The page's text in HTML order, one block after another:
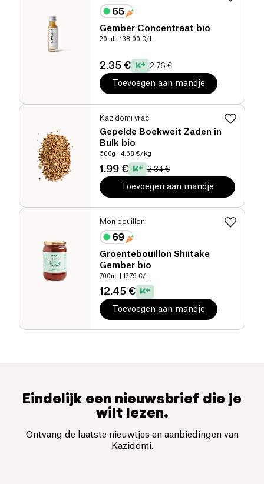
Gember Concentraat bio
20ml | 138.00 €/L
2.35 € 2.76 €
Toevoegen aan mandje
Kazidomi vrac
Gepelde Boekweit Zaden in
Bulk bio
500g | 4.68 €/Kg
1.99 € 2.34 €
Toevoegen aan mandje
Mon bouillon
Groentebouillon Shiitake
Gember bio
700ml | 17.79 €/L
12.45 €
Toevoegen aan mandje
Eindelijk een nieuwsbrief die je
wilt lezen.
Ontvang de laatste nieuwtjes en aanbiedingen van
Kazidomi.